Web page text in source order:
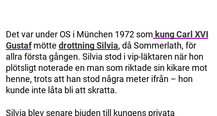
Det var under OS i München 1972 som kung Carl XVI
Gustafmötte drottning Silvia, då Sommerlath, för
allra första gången. Silvia stod i vip-läktaren när hon
plötsligt noterade en man som riktade sin kikare mot
henne, trots att han stod några meter ifrån – hon
kunde inte låta bli att skratta.
Silvia blev senare bjuden till kungens privata